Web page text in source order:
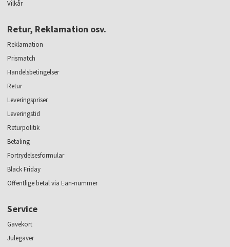
Vilkår
Retur, Reklamation osv.
Reklamation
Prismatch
Handelsbetingelser
Retur
Leveringspriser
Leveringstid
Returpolitik
Betaling
Fortrydelsesformular
Black Friday
Offentlige betal via Ean-nummer
Service
Gavekort
Julegaver